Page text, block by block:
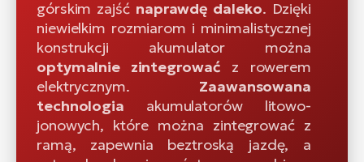
górskim zajść naprawdę daleko. Dzięki
niewielkim rozmiarom i minimalistycznej
konstrukcji akumulator można
optymalnie zintegrować z rowerem
elektrycznym. Zaawansowana
technologia akumulatorów litowo-
jonowych, które można zintegrować z
ramą, zapewnia beztroską jazdę, a